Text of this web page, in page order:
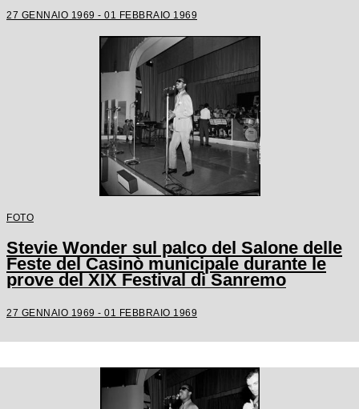
27 GENNAIO 1969 - 01 FEBBRAIO 1969
FOTO
Stevie Wonder sul palco del Salone delle
Feste del Casinò municipale durante le
prove del XIX Festival di Sanremo
27 GENNAIO 1969 - 01 FEBBRAIO 1969